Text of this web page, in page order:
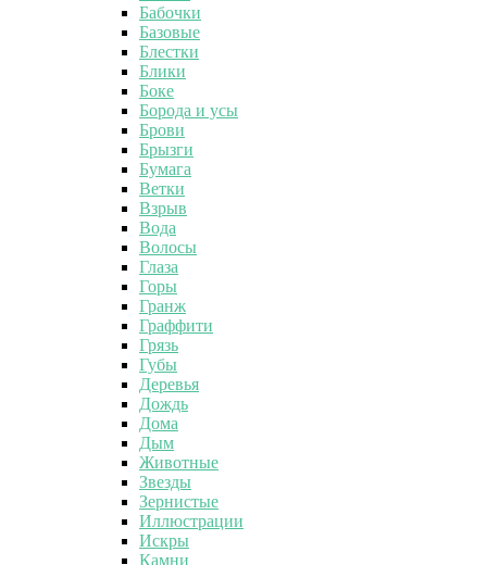
Бабочки
Базовые
Блестки
Блики
Боке
Борода и усы
Брови
Брызги
Бумага
Ветки
Взрыв
Вода
Волосы
Глаза
Горы
Гранж
Граффити
Грязь
Губы
Деревья
Дождь
Дома
Дым
Животные
Звезды
Зернистые
Иллюстрации
Искры
Камни